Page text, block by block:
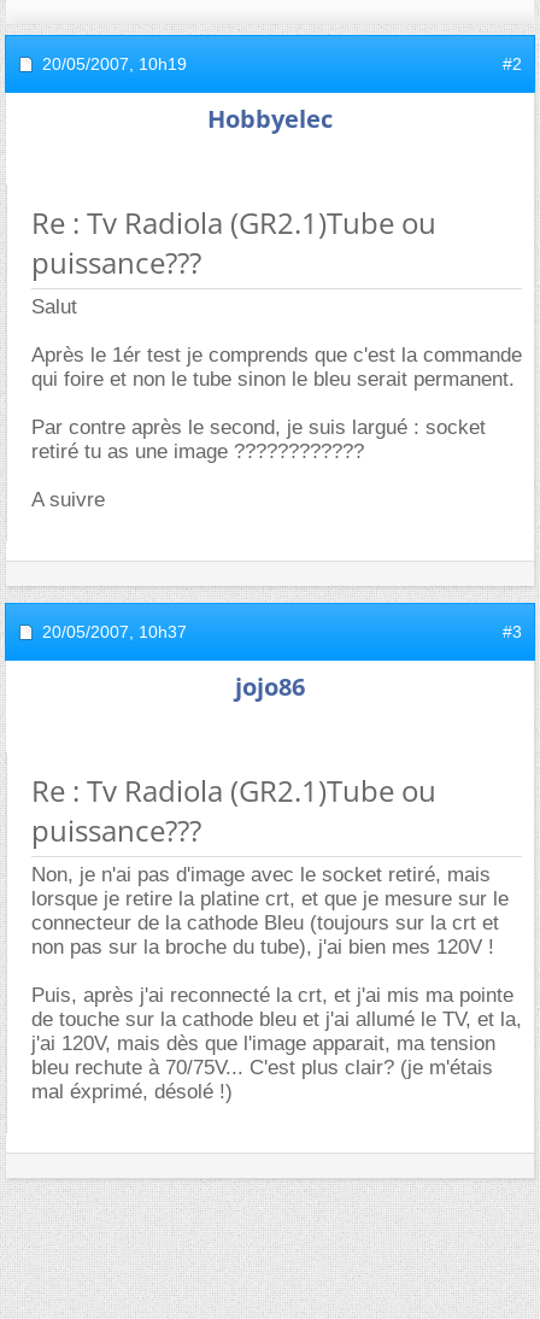
20/05/2007, 10h19 #2
Hobbyelec
Re : Tv Radiola (GR2.1)Tube ou
puissance???
Salut
Après le 1ér test je comprends que c'est la commande
qui foire et non le tube sinon le bleu serait permanent.
Par contre après le second, je suis largué : socket
retiré tu as une image ????????????
A suivre
20/05/2007, 10h37 #3
jojo86
Re : Tv Radiola (GR2.1)Tube ou
puissance???
Non, je n'ai pas d'image avec le socket retiré, mais
lorsque je retire la platine crt, et que je mesure sur le
connecteur de la cathode Bleu (toujours sur la crt et
non pas sur la broche du tube), j'ai bien mes 120V !
Puis, après j'ai reconnecté la crt, et j'ai mis ma pointe
de touche sur la cathode bleu et j'ai allumé le TV, et la,
j'ai 120V, mais dès que l'image apparait, ma tension
bleu rechute à 70/75V... C'est plus clair? (je m'étais
mal éxprimé, désolé !)